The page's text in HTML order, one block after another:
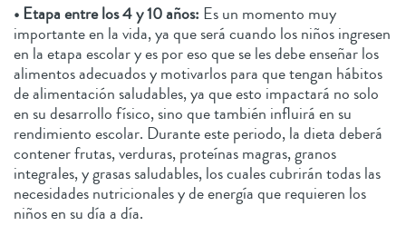
• Etapa entre los 4 y 10 años: Es un momento muy
importante en la vida, ya que será cuando los niños ingresen
en la etapa escolar y es por eso que se les debe enseñar los
alimentos adecuados y motivarlos para que tengan hábitos
de alimentación saludables, ya que esto impactará no solo
en su desarrollo físico, sino que también influirá en su
rendimiento escolar. Durante este periodo, la dieta deberá
contener frutas, verduras, proteínas magras, granos
integrales, y grasas saludables, los cuales cubrirán todas las
necesidades nutricionales y de energía que requieren los
niños en su día a día.